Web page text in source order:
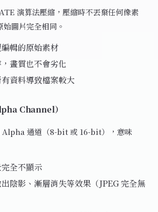
演算法壓縮，壓縮時不丟棄任何像素
圖片完全相同。
輯的原始素材
畫質也不會劣化
資料導致檔案較大
Channel）
Alpha 通道（8-bit 或 16-bit），意味
全不顯示
陰影、漸層消失等效果（JPEG 完全無